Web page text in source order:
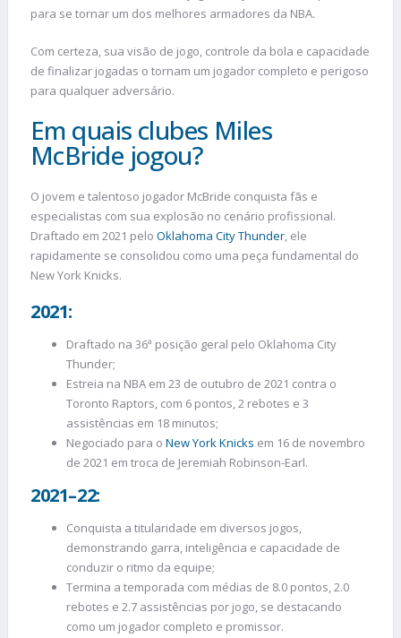
para se tornar um dos melhores armadores da NBA.
Com certeza, sua visão de jogo, controle da bola e capacidade
de finalizar jogadas o tornam um jogador completo e perigoso
para qualquer adversário.
Em quais clubes Miles
McBride jogou?
O jovem e talentoso jogador McBride conquista fãs e
especialistas com sua explosão no cenário profissional.
Draftado em 2021 pelo Oklahoma City Thunder, ele
rapidamente se consolidou como uma peça fundamental do
New York Knicks.
2021:
Draftado na 36ª posição geral pelo Oklahoma City
Thunder;
Estreia na NBA em 23 de outubro de 2021 contra o
Toronto Raptors, com 6 pontos, 2 rebotes e 3
assistências em 18 minutos;
Negociado para o New York Knicks em 16 de novembro
de 2021 em troca de Jeremiah Robinson-Earl.
2021–22:
Conquista a titularidade em diversos jogos,
demonstrando garra, inteligência e capacidade de
conduzir o ritmo da equipe;
Termina a temporada com médias de 8.0 pontos, 2.0
rebotes e 2.7 assistências por jogo, se destacando
como um jogador completo e promissor.